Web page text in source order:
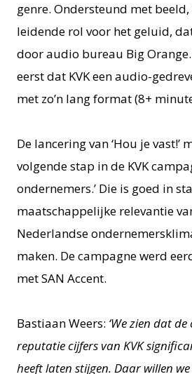
genre. Ondersteund met
leidende rol voor het geluid,
door audio bureau Big
eerst dat KVK een audio-
met zo’n lang format (8+
De lancering van ‘Hou je vast!’
volgende stap in de KVK
ondernemers.’ Die is goed in
maatschappelijke relevantie
Nederlandse
maken. De campagne werd
met SAN Accent.
Bastiaan Weers: ‘We zien dat
reputatie cijfers van KVK
heeft laten stijgen. Daar willen